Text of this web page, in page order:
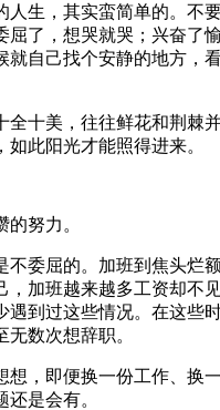
人生，其实蛮简单的。不
屈了，想哭就哭；兴奋了
就自己找个安静的地方，
全十美，往往鲜花和荆棘
如此阳光才能照得进来。
努力。
不委屈的。加班到焦头烂
，加班越来越多工资却不
遇到过这些情况。在这些
数次想辞职。
想，即便换一份工作、换
是会有。